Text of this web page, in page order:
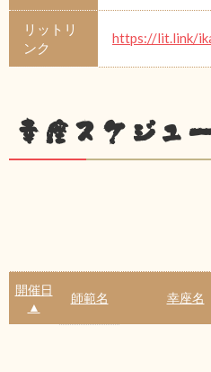
リットリ
ンク
https://lit.link/
幸座スケジュ
開催日
▲
師範名 幸座名